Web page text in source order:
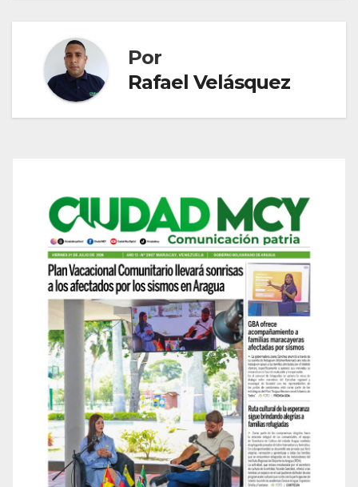
Por
Rafael Velásquez